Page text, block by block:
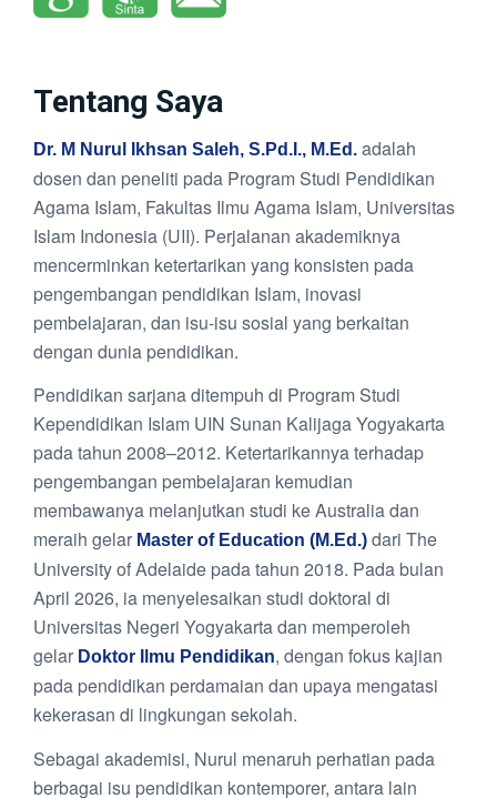
Tentang Saya
Dr. M Nurul Ikhsan Saleh, S.Pd.I., M.Ed. adalah
dosen dan peneliti pada Program Studi Pendidikan
Agama Islam, Fakultas Ilmu Agama Islam, Universitas
Islam Indonesia (UII). Perjalanan akademiknya
mencerminkan ketertarikan yang konsisten pada
pengembangan pendidikan Islam, inovasi
pembelajaran, dan isu-isu sosial yang berkaitan
dengan dunia pendidikan.
Pendidikan sarjana ditempuh di Program Studi
Kependidikan Islam UIN Sunan Kalijaga Yogyakarta
pada tahun 2008–2012. Ketertarikannya terhadap
pengembangan pembelajaran kemudian
membawanya melanjutkan studi ke Australia dan
meraih gelar Master of Education (M.Ed.) dari The
University of Adelaide pada tahun 2018. Pada bulan
April 2026, ia menyelesaikan studi doktoral di
Universitas Negeri Yogyakarta dan memperoleh
gelar Doktor Ilmu Pendidikan, dengan fokus kajian
pada pendidikan perdamaian dan upaya mengatasi
kekerasan di lingkungan sekolah.
Sebagai akademisi, Nurul menaruh perhatian pada
berbagai isu pendidikan kontemporer, antara lain